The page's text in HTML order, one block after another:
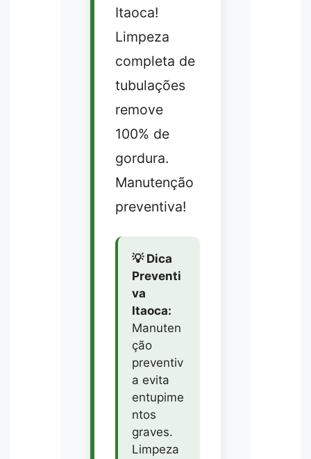
Itaoca!
Limpeza
completa de
tubulações
remove
100% de
gordura.
Manutenção
preventiva!
💡 Dica
Preventi
va
Itaoca:
Manuten
ção
preventiv
a evita
entupime
ntos
graves.
Limpeza